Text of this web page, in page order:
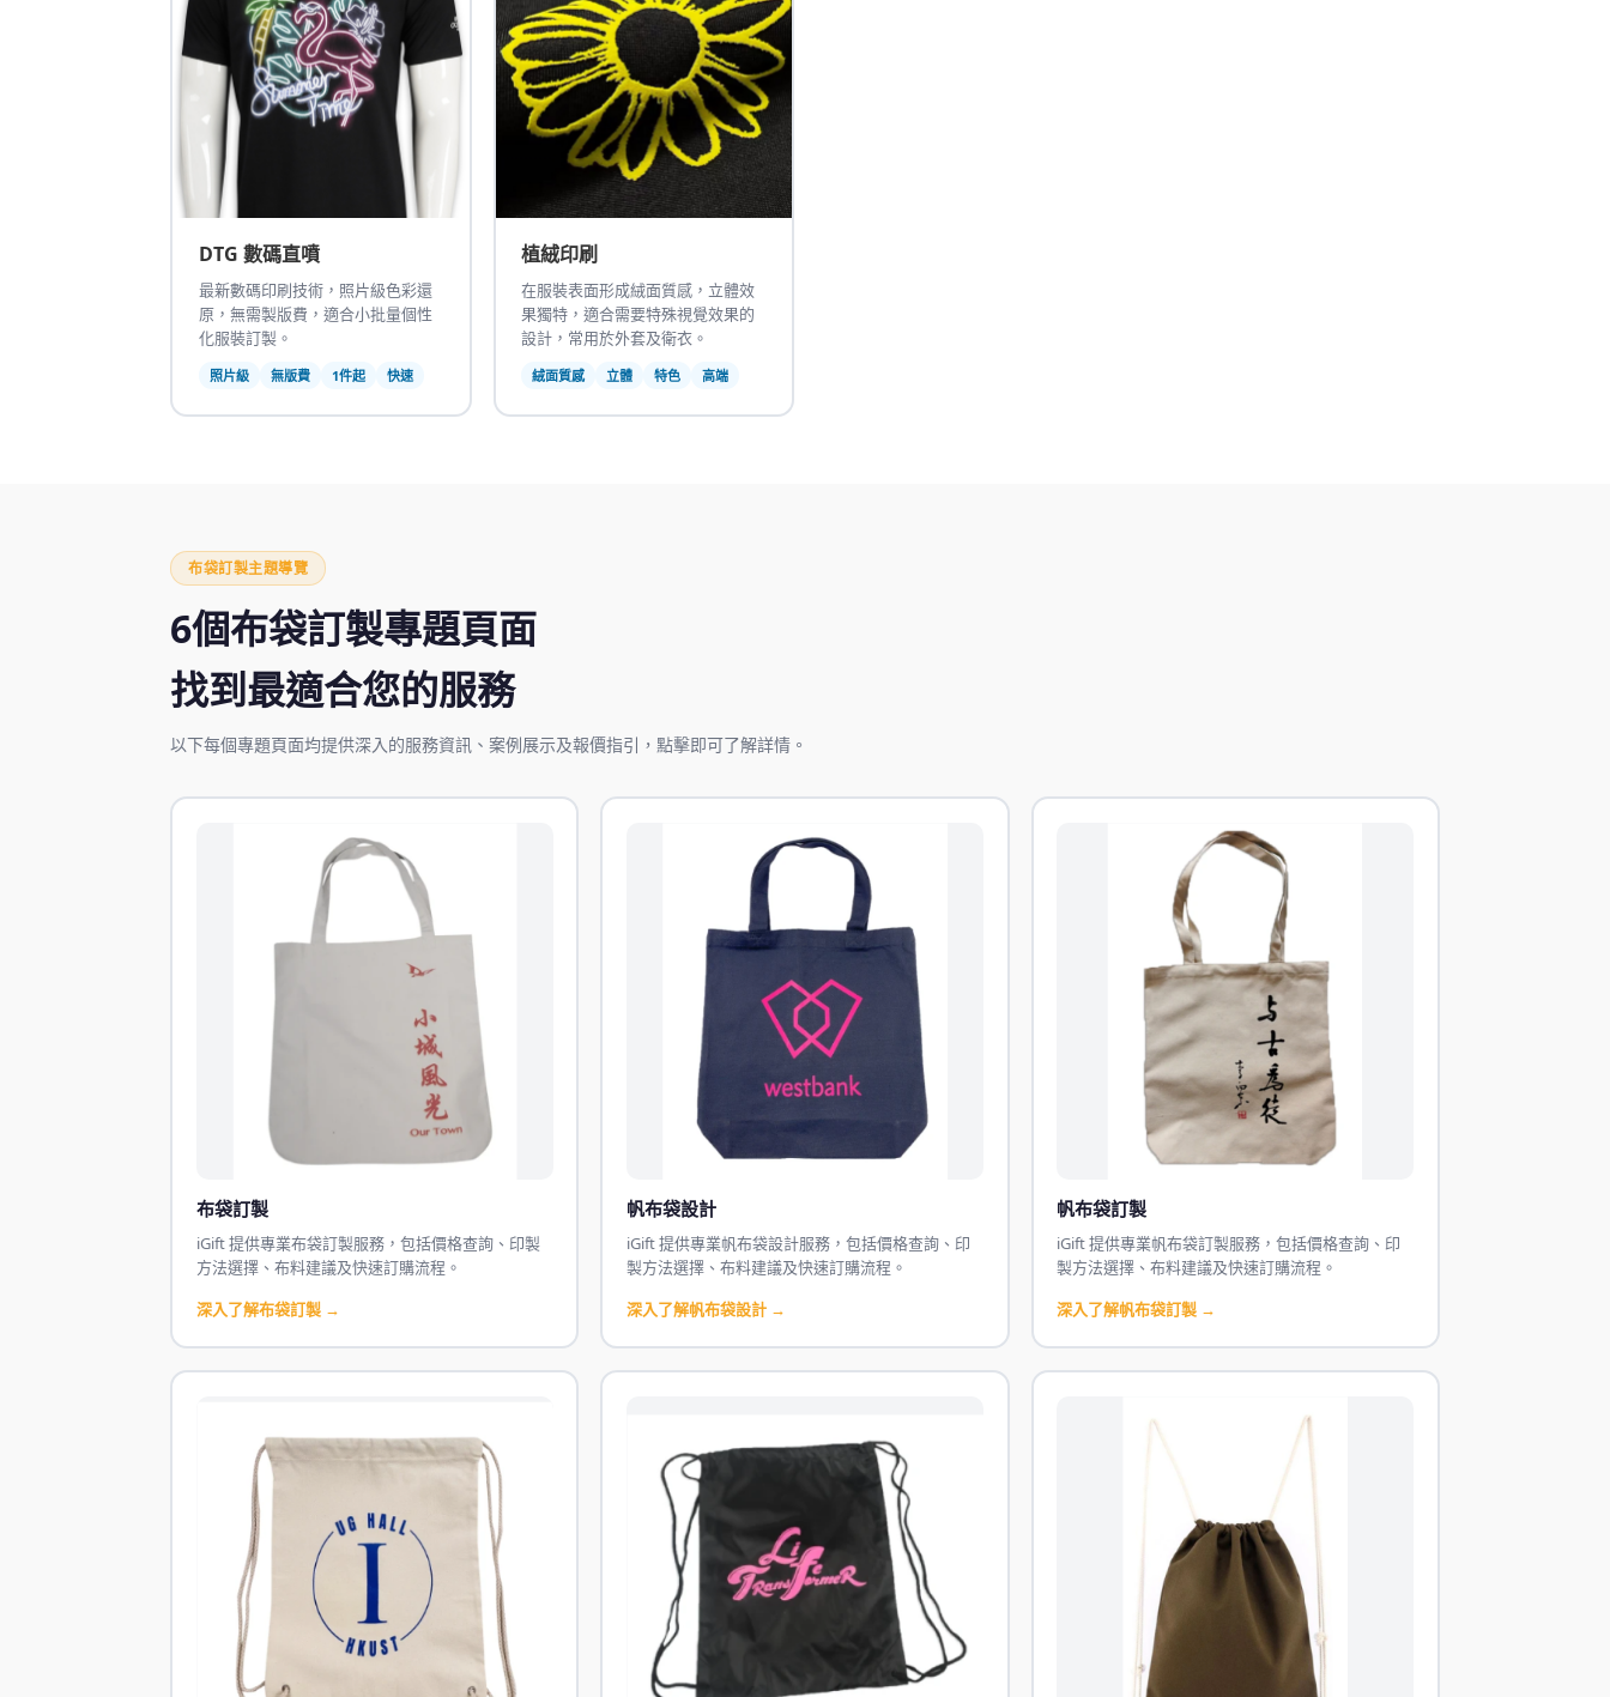
DTG 數碼直噴
最新數碼印刷技術，照片級色彩還
原，無需製版費，適合小批量個性
化服裝訂製。
照片級 無版費 1件起 快速
植絨印刷
在服裝表面形成絨面質感，立體效
果獨特，適合需要特殊視覺效果的
設計，常用於外套及衛衣。
絨面質感 立體 特色 高端
布袋訂製主題導覽
6個布袋訂製專題頁面
找到最適合您的服務
以下每個專題頁面均提供深入的服務資訊、案例展示及報價指引，點擊即可了解詳情。
布袋訂製
iGift 提供專業布袋訂製服務，包括價格查詢、印製
方法選擇、布料建議及快速訂購流程。
深入了解布袋訂製 →
帆布袋設計
iGift 提供專業帆布袋設計服務，包括價格查詢、印
製方法選擇、布料建議及快速訂購流程。
深入了解帆布袋設計 →
帆布袋訂製
iGift 提供專業帆布袋訂製服務，包括價格查詢、印
製方法選擇、布料建議及快速訂購流程。
深入了解帆布袋訂製 →